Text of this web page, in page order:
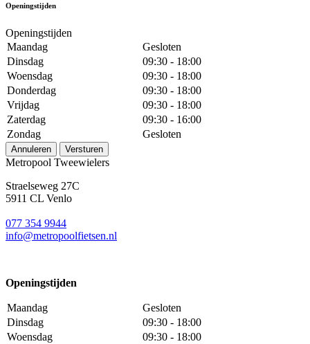
Openingstijden
Openingstijden
Maandag
Gesloten
Dinsdag
09:30 - 18:00
Woensdag
09:30 - 18:00
Donderdag
09:30 - 18:00
Vrijdag
09:30 - 18:00
Zaterdag
09:30 - 16:00
Zondag
Gesloten
Annuleren Versturen
Metropool Tweewielers
Straelseweg 27C
5911 CL Venlo
077 354 9944
info@metropoolfietsen.nl
Openingstijden
Maandag
Gesloten
Dinsdag
09:30 - 18:00
Woensdag
09:30 - 18:00